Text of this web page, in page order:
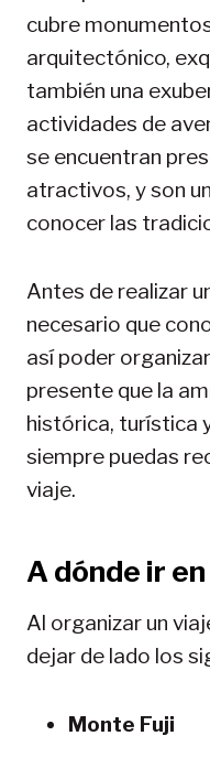
cubre
arquitectónico,
también una
actividades de
se encuentran
atractivos, y son
conocer las
Antes de realizar
necesario que
así poder
presente que la
histórica, turística
siempre puedas
viaje.
A dónde ir en
Al organizar un
dejar de lado los
Monte Fuji